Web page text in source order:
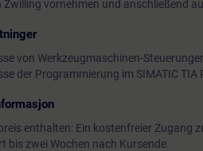
Zwilling vornehmen und anschließend
von Werkzeugmaschinen-
der Programmierung im SIMATIC TIA
enthalten: Ein kostenfreier Zugang
bis zwei Wochen nach Kursende.